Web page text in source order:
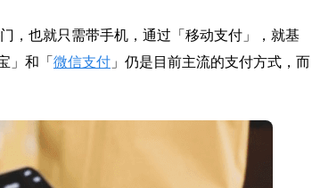
，也就只需带手机，通过「移动支付」，就基
」和「 微信支付 」仍是目前主流的支付方式，而